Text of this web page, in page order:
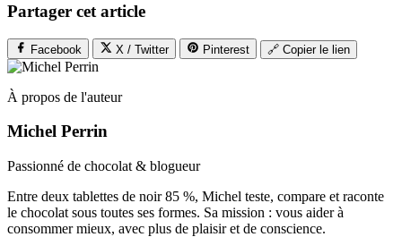
Partager cet article
Facebook X / Twitter Pinterest 🔗 Copier le lien
À propos de l'auteur
Michel Perrin
Passionné de chocolat & blogueur
Entre deux tablettes de noir 85 %, Michel teste, compare et raconte
le chocolat sous toutes ses formes. Sa mission : vous aider à
consommer mieux, avec plus de plaisir et de conscience.